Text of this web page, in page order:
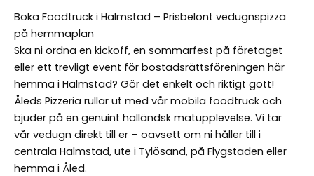
Boka Foodtruck i Halmstad – Prisbelönt vedugnspizza
på hemmaplan
Ska ni ordna en kickoff, en sommarfest på företaget
eller ett trevligt event för bostadsrättsföreningen här
hemma i Halmstad? Gör det enkelt och riktigt gott!
Åleds Pizzeria rullar ut med vår mobila foodtruck och
bjuder på en genuint halländsk matupplevelse. Vi tar
vår vedugn direkt till er – oavsett om ni håller till i
centrala Halmstad, ute i Tylösand, på Flygstaden eller
hemma i Åled.